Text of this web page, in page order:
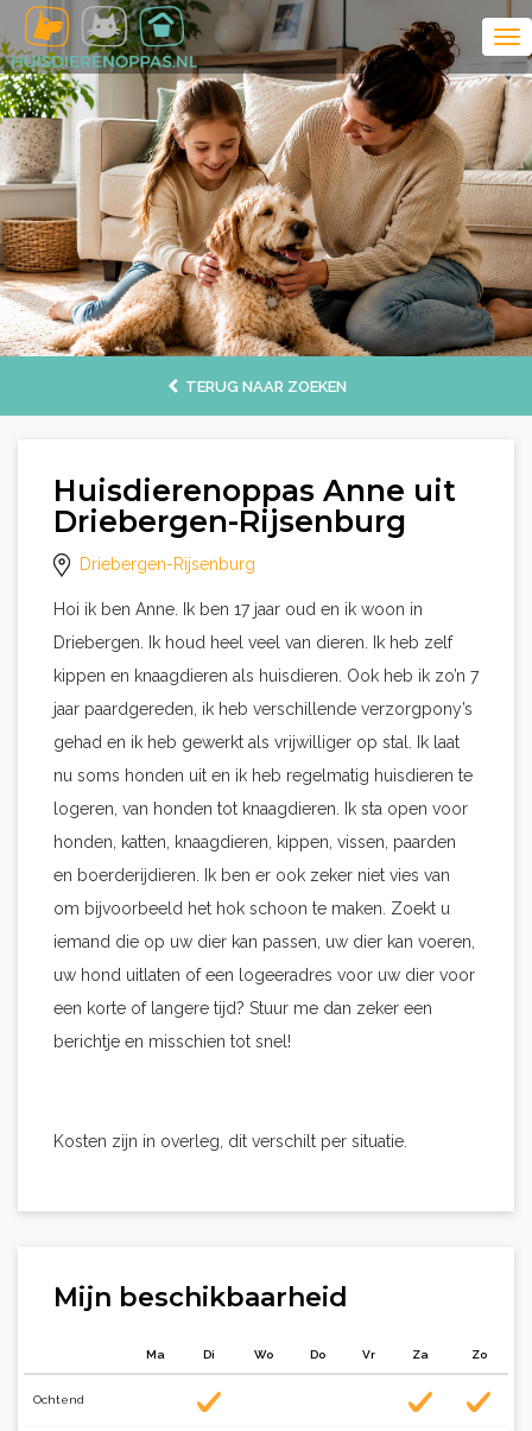
TERUG NAAR ZOEKEN
Huisdierenoppas Anne uit
Driebergen-Rijsenburg
Driebergen-Rijsenburg
Hoi ik ben Anne. Ik ben 17 jaar oud en ik woon in
Driebergen. Ik houd heel veel van dieren. Ik heb zelf
kippen en knaagdieren als huisdieren. Ook heb ik zo’n 7
jaar paardgereden, ik heb verschillende verzorgpony’s
gehad en ik heb gewerkt als vrijwilliger op stal. Ik laat
nu soms honden uit en ik heb regelmatig huisdieren te
logeren, van honden tot knaagdieren. Ik sta open voor
honden, katten, knaagdieren, kippen, vissen, paarden
en boerderijdieren. Ik ben er ook zeker niet vies van
om bijvoorbeeld het hok schoon te maken. Zoekt u
iemand die op uw dier kan passen, uw dier kan voeren,
uw hond uitlaten of een logeeradres voor uw dier voor
een korte of langere tijd? Stuur me dan zeker een
berichtje en misschien tot snel!
Kosten zijn in overleg, dit verschilt per situatie.
Mijn beschikbaarheid
Ma Di Wo Do Vr Za Zo
Ochtend